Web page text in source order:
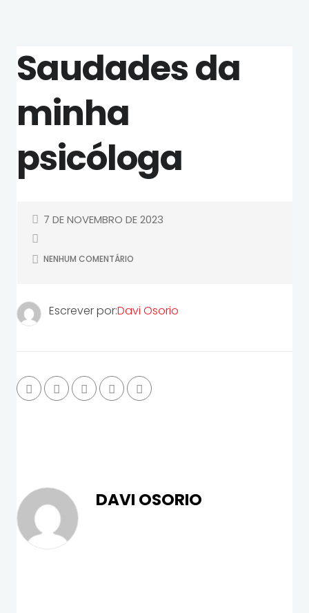
Saudades da
minha
psicóloga
7 DE NOVEMBRO DE 2023
NENHUM COMENTÁRIO
Escrever por:Davi Osorio
DAVI OSORIO